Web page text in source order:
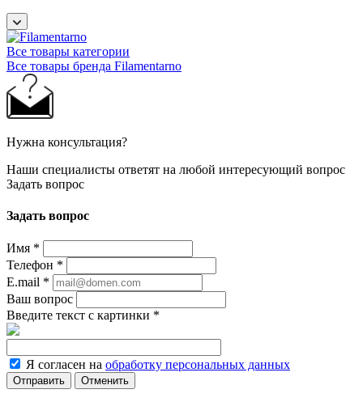
Все товары категории
Все товары бренда Filamentarno
Нужна консультация?
Наши специалисты ответят на любой интересующий вопрос
Задать вопрос
Задать вопрос
Имя *
Телефон *
E.mail *
Ваш вопрос
Введите текст с картинки *
Я согласен на обработку персональных данных
Отправить Отменить